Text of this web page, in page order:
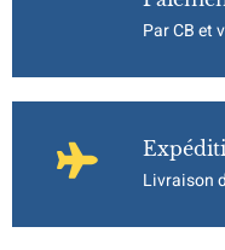
Par CB et
Livraison